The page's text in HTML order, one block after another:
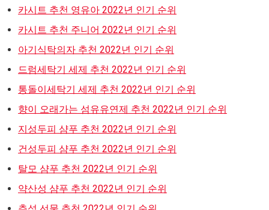
카시트 추천 영유아 2022년 인기 순위
카시트 추천 주니어 2022년 인기 순위
아기식탁의자 추천 2022년 인기 순위
드럼세탁기 세제 추천 2022년 인기 순위
통돌이세탁기 세제 추천 2022년 인기 순위
향이 오래가는 섬유유연제 추천 2022년 인기 순위
지성두피 샴푸 추천 2022년 인기 순위
건성두피 샴푸 추천 2022년 인기 순위
탈모 샴푸 추천 2022년 인기 순위
약산성 샴푸 추천 2022년 인기 순위